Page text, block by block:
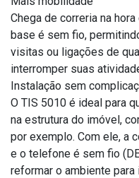
Chega de correria na
base é sem fio,
visitas ou ligações de
interromper suas
Instalação sem
O TIS 5010 é ideal para
na estrutura do imóvel,
por exemplo. Com ele, a
e o telefone é sem fio
reformar o ambiente